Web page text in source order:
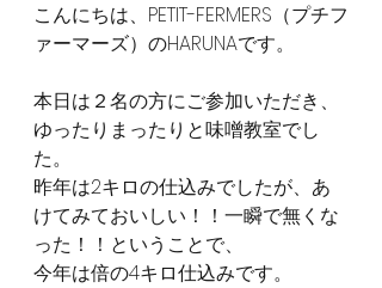
こんにちは、PETIT-FERMERS（プチフ
ァーマーズ）のHARUNAです。
本日は２名の方にご参加いただき、
ゆったりまったりと味噌教室でし
た。
昨年は2キロの仕込みでしたが、あ
けてみておいしい！！一瞬で無くな
った！！ということで、
今年は倍の4キロ仕込みです。